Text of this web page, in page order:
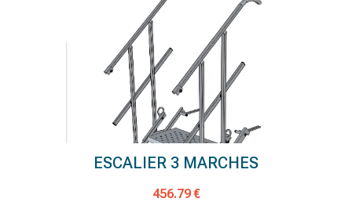
ESCALIER 3 MARCHES
456.79 €